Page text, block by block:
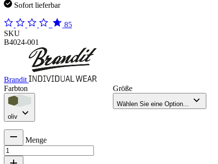
Sofort lieferbar
85
SKU
B4024-001
Brandit
Farbton
oliv
Größe
Wählen Sie eine Option...
Menge